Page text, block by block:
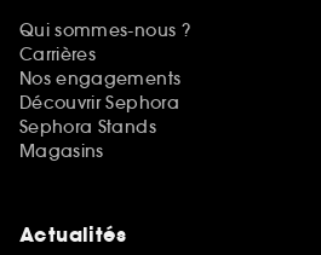
Qui sommes-nous ?
Carrières
Nos engagements
Découvrir Sephora
Sephora Stands
Magasins
Actualités